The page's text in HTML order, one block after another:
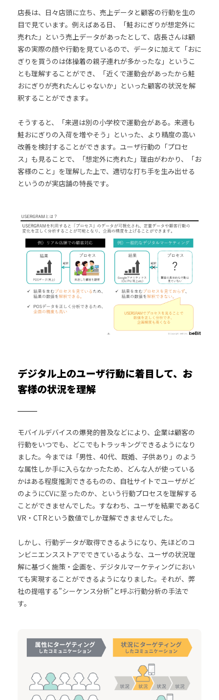
店長は、日々店頭に立ち、売上データと顧客の行動を生の
目で見ています。例えばある日、「鮭おにぎりが想定外に
売れた」という売上データがあったとして、店長さんは顧
客の実際の顔や行動を見ているので、データに加えて「おに
ぎりを買うのは体操着の親子連れが多かったな」というこ
とも理解することができ、「近くで運動会があったから鮭
おにぎりが売れたんじゃないか」といった顧客の状況を解
釈することができます。
そうすると、「来週は別の小学校で運動会がある。来週も
鮭おにぎりの入荷を増やそう」といった、より精度の高い
改善を検討することができます。ユーザ行動の「プロセ
ス」も見ることで、「想定外に売れた」理由がわかり、「お
客様のこと」を理解した上で、適切な打ち手を生み出せる
というのが実店舗の特長です。
デジタル上のユーザ行動に着目して、お
客様の状況を理解
モバイルデバイスの爆発的普及などにより、企業は顧客の
行動をいつでも、どこでもトラッキングできるようになり
ました。今までは「男性、40代、既婚、子供あり」のよう
な属性しか手に入らなかったため、どんな人が使っている
かはある程度推測できるものの、自社サイトでユーザがど
のようにCVに至ったのか、という行動プロセスを理解する
ことができませんでした。すなわち、ユーザを結果であるC
VR・CTRという数値でしか理解できませんでした。
しかし、行動データが取得できるようになり、先ほどのコ
ンビニエンスストアでできているような、ユーザの状況理
解に基づく施策・企画を、デジタルマーケティングにおい
ても実現することができるようになりました。それが、弊
社の提唱する”シーケンス分析”と呼ぶ行動分析の手法で
す。